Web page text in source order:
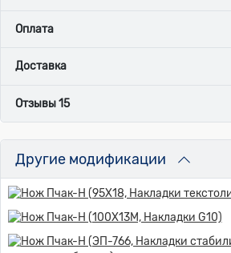
Оплата
Доставка
Отзывы 15
Другие модификации